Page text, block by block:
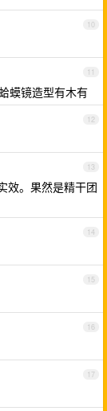
10
11
蟆镜造型有木有
12
13
效。果然是精干团
14
15
16
17